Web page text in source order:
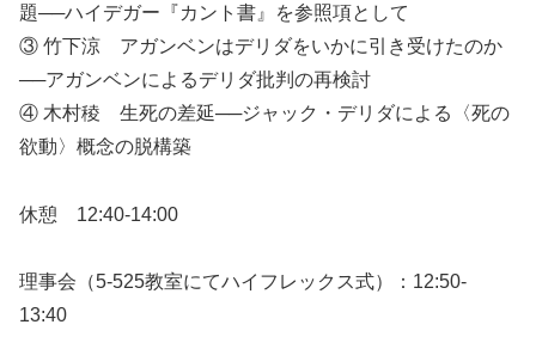
題──ハイデガー『カント書』を参照項として
③ 竹下涼 アガンベンはデリダをいかに引き受けたのか
──アガンベンによるデリダ批判の再検討
④ 木村稜 生死の差延──ジャック・デリダによる〈死の
欲動〉概念の脱構築
休憩 12:40-14:00
理事会（5-525教室にてハイフレックス式）：12:50-
13:40